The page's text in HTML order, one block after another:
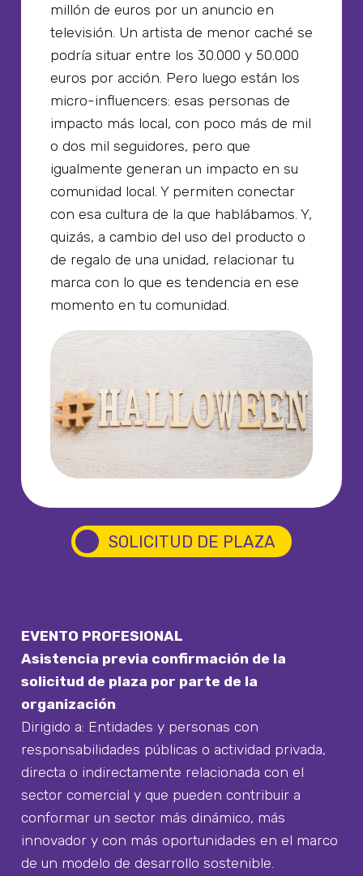
millón de euros por un anuncio en
televisión. Un artista de menor caché se
podría situar entre los 30.000 y 50.000
euros por acción. Pero luego están los
micro-influencers: esas personas de
impacto más local, con poco más de mil
o dos mil seguidores, pero que
igualmente generan un impacto en su
comunidad local. Y permiten conectar
con esa cultura de la que hablábamos. Y,
quizás, a cambio del uso del producto o
de regalo de una unidad, relacionar tu
marca con lo que es tendencia en ese
momento en tu comunidad.
circle SOLICITUD DE PLAZA
EVENTO PROFESIONAL
Asistencia previa confirmación de la
solicitud de plaza por parte de la
organización
Dirigido a: Entidades y personas con
responsabilidades públicas o actividad privada,
directa o indirectamente relacionada con el
sector comercial y que pueden contribuir a
conformar un sector más dinámico, más
innovador y con más oportunidades en el marco
de un modelo de desarrollo sostenible.